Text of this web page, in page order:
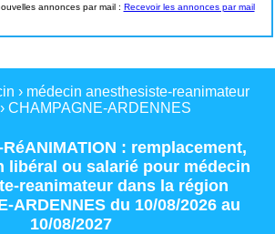
annonces par mail : Recevoir les annonces par mail
› médecin anesthesiste-reanimateur
› CHAMPAGNE-ARDENNES
RéANIMATION : remplacement,
libéral ou salarié pour médecin
reanimateurdans la région
ARDENNES du 10/08/2026 au
10/08/2027